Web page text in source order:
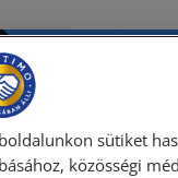
sütiket
közösségi